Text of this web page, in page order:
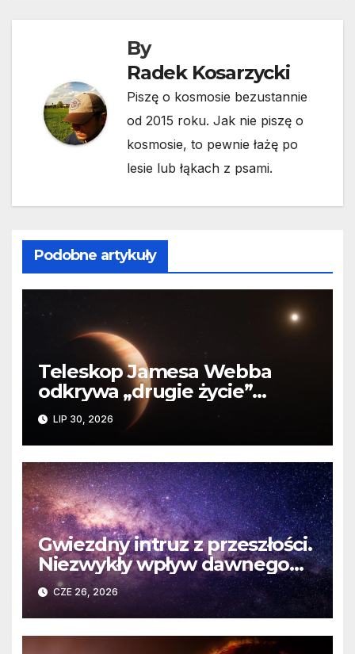
By
Radek Kosarzycki
Piszę o kosmosie bezustannie
od 2015 roku. Jak nie piszę o
kosmosie, to pewnie łażę po
lesie lub łąkach z psami.
Podobne artykuły
Teleskop Jamesa Webba
odkrywa „drugie życie”
planety krążącej wokół
martwej gwiazdy
LIP 30, 2026
Gwiezdny intruz z przeszłości.
Niezwykły wpływ dawnego
spotkania na komety Układu
Słonecznego
CZE 26, 2026